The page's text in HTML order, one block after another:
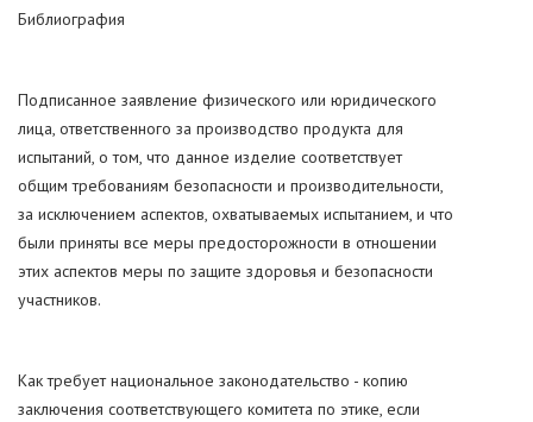
Библиография
Подписанное заявление физического или юридического
лица, ответственного за производство продукта для
испытаний, о том, что данное изделие соответствует
общим требованиям безопасности и производительности,
за исключением аспектов, охватываемых испытанием, и что
были приняты все меры предосторожности в отношении
этих аспектов меры по защите здоровья и безопасности
участников.
Как требует национальное законодательство - копию
заключения соответствующего комитета по этике, если